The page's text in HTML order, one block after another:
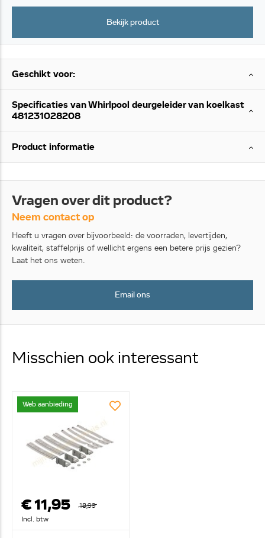
Bekijk product
Geschikt voor:
Specificaties van Whirlpool deurgeleider van koelkast
481231028208
Product informatie
Vragen over dit product?
Neem contact op
Heeft u vragen over bijvoorbeeld: de voorraden, levertijden,
kwaliteit, staffelprijs of wellicht ergens een betere prijs gezien?
Laat het ons weten.
Email ons
Misschien ook interessant
Web aanbieding
€ 11,95
18,99
Incl. btw